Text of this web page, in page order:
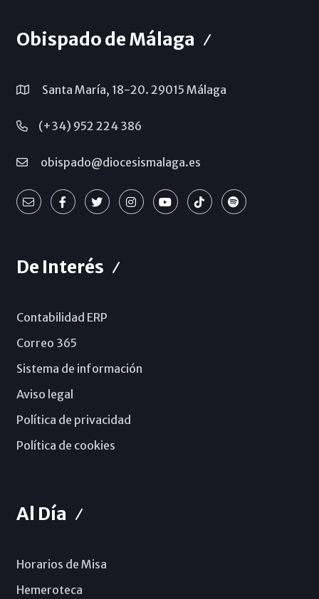
Obispado de Málaga
Santa María, 18-20. 29015 Málaga
(+34) 952 224 386
obispado@diocesismalaga.es
De Interés
Contabilidad ERP
Correo 365
Sistema de información
Aviso legal
Política de privacidad
Política de cookies
Al Día
Horarios de Misa
Hemeroteca